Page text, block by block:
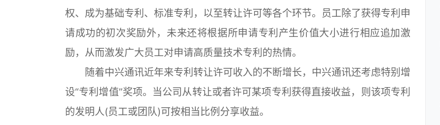
权、成为基础专利、标准专利，以至转让许可等各个环节。员工除了获得专利申
请成功的初次奖励外，未来还将根据所申请专利产生价值大小进行相应追加激
励，从而激发广大员工对申请高质量技术专利的热情。
随着中兴通讯近年来专利转让许可收入的不断增长，中兴通讯还考虑特别增
设“专利增值”奖项。当公司从转让或者许可某项专利获得直接收益，则该项专利
的发明人(员工或团队)可按相当比例分享收益。